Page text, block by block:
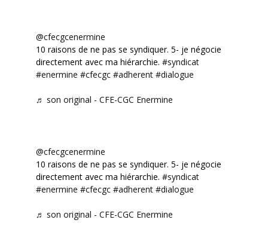
@cfecgcenermine
10 raisons de ne pas se syndiquer. 5- je négocie
directement avec ma hiérarchie. #syndicat
#enermine #cfecgc #adherent #dialogue
♬ son original - CFE-CGC Enermine
@cfecgcenermine
10 raisons de ne pas se syndiquer. 5- je négocie
directement avec ma hiérarchie. #syndicat
#enermine #cfecgc #adherent #dialogue
♬ son original - CFE-CGC Enermine